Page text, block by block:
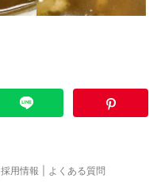
採用情報 よくある質問